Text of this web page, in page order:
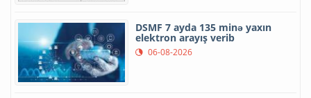
DSMF 7 ayda 135 minə yaxın
elektron arayış verib
06-08-2026